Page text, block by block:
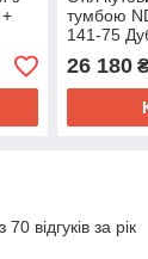
тумбою
141-75
26 180
відгуків за рік